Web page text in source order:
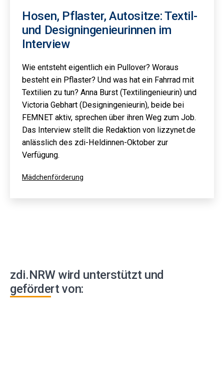
Hosen, Pflaster, Autositze: Textil-
und Designingenieurinnen im
Interview
Wie entsteht eigentlich ein Pullover? Woraus
besteht ein Pflaster? Und was hat ein Fahrrad mit
Textilien zu tun? Anna Burst (Textilingenieurin) und
Victoria Gebhart (Designingenieurin), beide bei
FEMNET aktiv, sprechen über ihren Weg zum Job.
Das Interview stellt die Redaktion von lizzynet.de
anlässlich des zdi-Heldinnen-Oktober zur
Verfügung.
Kategorisiert
Mädchenförderung
zdi.NRW wird unterstützt und
gefördert von: